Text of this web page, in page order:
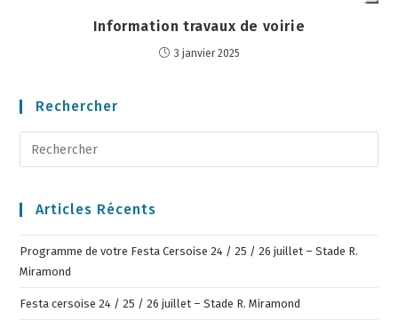
Information travaux de voirie
3 janvier 2025
Rechercher
Articles Récents
Programme de votre Festa Cersoise 24 / 25 / 26 juillet – Stade R.
Miramond
Festa cersoise 24 / 25 / 26 juillet – Stade R. Miramond